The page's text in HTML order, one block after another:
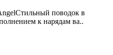
поводок в
к нарядам ва..